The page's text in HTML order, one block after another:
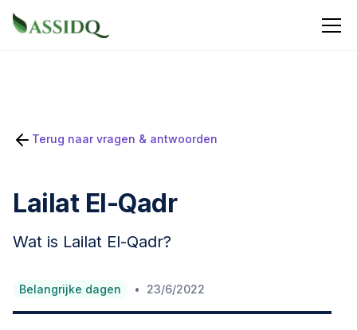
Terug naar vragen & antwoorden
Lailat El-Qadr
Wat is Lailat El-Qadr?
Belangrijke dagen • 23/6/2022